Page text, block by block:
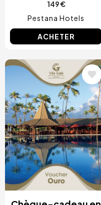
149 €
Pestana Hotels
ACHETER
Image